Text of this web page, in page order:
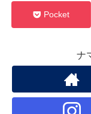
Pocket
ナ